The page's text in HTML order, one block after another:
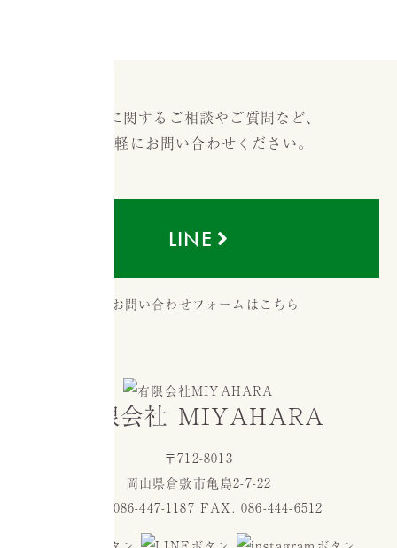
お花に関するご相談やご質問など、
お気軽にお問い合わせください。
LINE
有限会社 MIYAHARA
〒712-8013
岡山県倉敷市亀島2-7-22
TEL. 086-447-1187 FAX. 086-444-6512